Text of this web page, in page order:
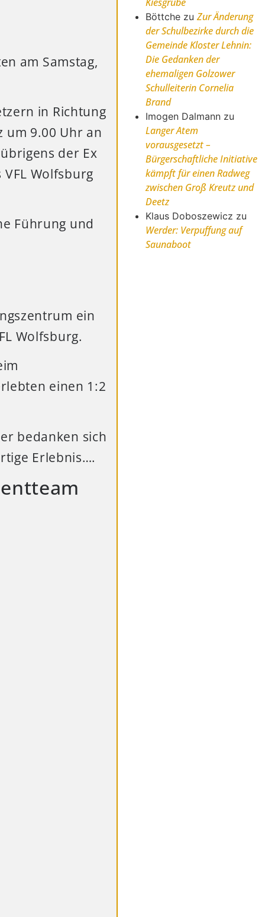
am Samstag,
in Richtung
um 9.00 Uhr an
der Ex
Wolfsburg
Führung und
ein
Wolfsburg.
einen 1:2
bedanken sich
Erlebnis….
Böttche zuZur Änderung
der Schulbezirke durch die
Gemeinde Kloster Lehnin:
Die Gedanken der
ehemaligen Golzower
Schulleiterin Cornelia
Brand
Imogen Dalmann zu
Langer Atem
vorausgesetzt –
Bürgerschaftliche Initiative
kämpft für einen Radweg
zwischen Groß Kreutz und
Deetz
Klaus Doboszewicz zu
Werder: Verpuffung auf
Saunaboot